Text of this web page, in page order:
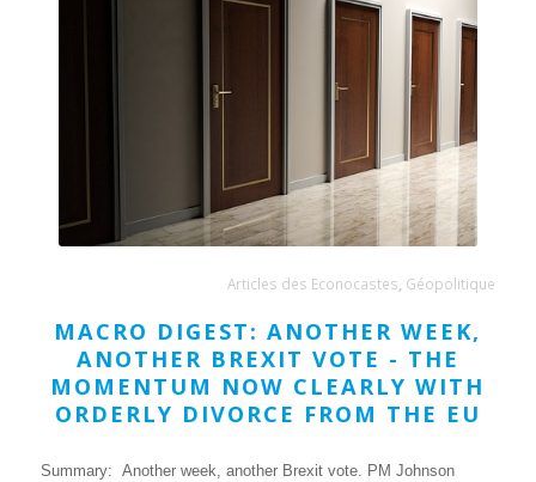
Articles des Econocastes Géopolitique
MACRO DIGEST: ANOTHER WEEK,
ANOTHER BREXIT VOTE - THE
MOMENTUM NOW CLEARLY WITH
ORDERLY DIVORCE FROM THE EU
Summary: Another week, another Brexit vote. PM Johnson